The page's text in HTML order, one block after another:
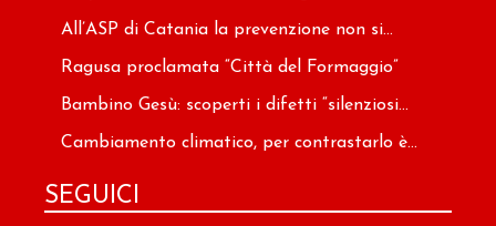
All’ASP di Catania la prevenzione non si...
Ragusa proclamata “Città del Formaggio”
Bambino Gesù: scoperti i difetti “silenziosi...
Cambiamento climatico, per contrastarlo è...
SEGUICI